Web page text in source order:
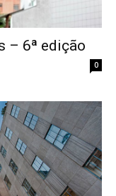
– 6ª edição
0